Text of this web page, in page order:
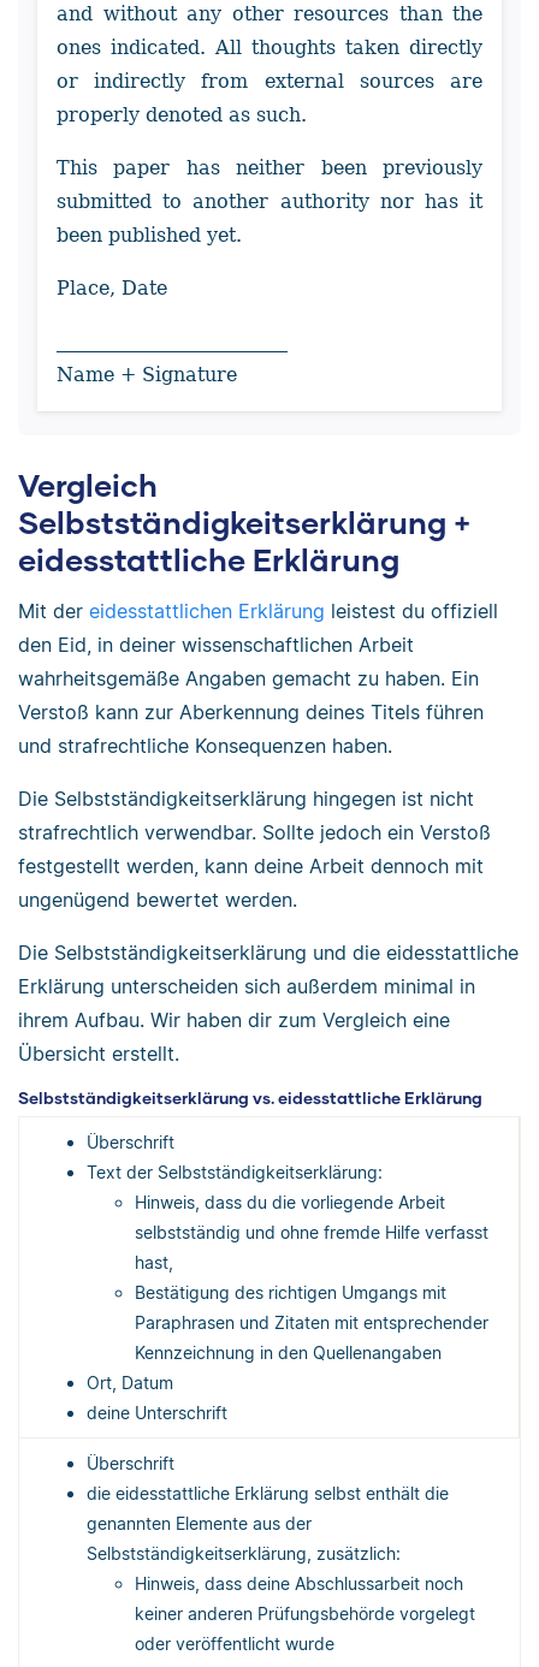
and without any other resources than the
ones indicated. All thoughts taken directly
or indirectly from external sources are
properly denoted as such.
This paper has neither been previously
submitted to another authority nor has it
been published yet.
Place, Date
Name + Signature
Vergleich
Selbstständigkeitserklärung +
eidesstattliche Erklärung
Mit der eidesstattlichen Erklärung leistest du offiziell
den Eid, in deiner wissenschaftlichen Arbeit
wahrheitsgemäße Angaben gemacht zu haben. Ein
Verstoß kann zur Aberkennung deines Titels führen
und strafrechtliche Konsequenzen haben.
Die Selbstständigkeitserklärung hingegen ist nicht
strafrechtlich verwendbar. Sollte jedoch ein Verstoß
festgestellt werden, kann deine Arbeit dennoch mit
ungenügend bewertet werden.
Die Selbstständigkeitserklärung und die eidesstattliche
Erklärung unterscheiden sich außerdem minimal in
ihrem Aufbau. Wir haben dir zum Vergleich eine
Übersicht erstellt.
Selbstständigkeitserklärung vs. eidesstattliche Erklärung
Überschrift
Text der Selbstständigkeitserklärung:
Hinweis, dass du die vorliegende Arbeit
selbstständig und ohne fremde Hilfe verfasst
hast,
Bestätigung des richtigen Umgangs mit
Paraphrasen und Zitaten mit entsprechender
Kennzeichnung in den Quellenangaben
Ort, Datum
deine Unterschrift
Überschrift
die eidesstattliche Erklärung selbst enthält die
genannten Elemente aus der
Selbstständigkeitserklärung, zusätzlich:
Hinweis, dass deine Abschlussarbeit noch
keiner anderen Prüfungsbehörde vorgelegt
oder veröffentlicht wurde